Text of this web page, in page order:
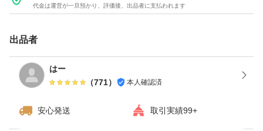
代金は運営が一旦預かり、評価後、出品者に支払われます
出品者
はー
（771） 本人確認済
安心発送 取引実績99+